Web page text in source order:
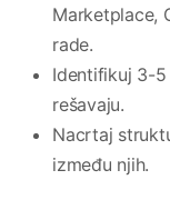
Marketplace,
rade.
Identifikuj 3-
rešavaju.
Nacrtaj
između njih.